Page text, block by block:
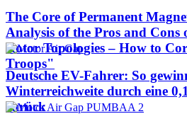
The Core of Permanent
Analysis of the Pros and
Rotor Topologies – How to
Troops"
Deutsche EV-Fahrer: So
Winterreichweite durch eine
zurück